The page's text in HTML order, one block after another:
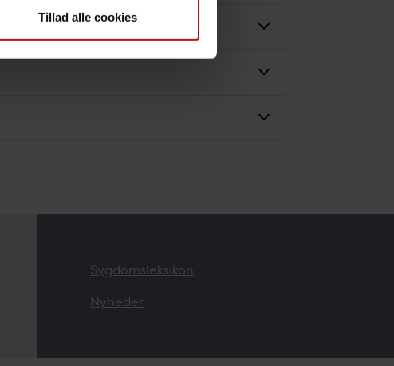
Tillad alle cookies
Sygdomsleksikon
Nyheder